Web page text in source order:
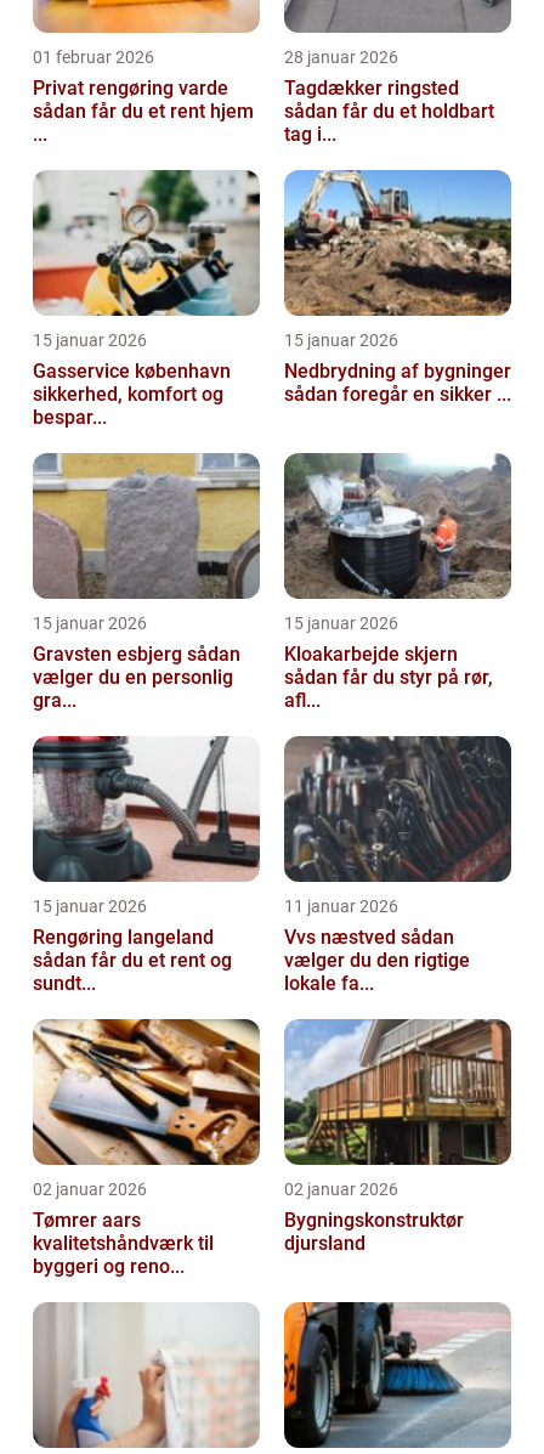
01 februar 2026
Privat rengøring varde
sådan får du et rent hjem
...
28 januar 2026
Tagdækker ringsted
sådan får du et holdbart
tag i...
15 januar 2026
Gasservice københavn
sikkerhed, komfort og
bespar...
15 januar 2026
Nedbrydning af bygninger
sådan foregår en sikker ...
15 januar 2026
Gravsten esbjerg sådan
vælger du en personlig
gra...
15 januar 2026
Kloakarbejde skjern
sådan får du styr på rør,
afl...
15 januar 2026
Rengøring langeland
sådan får du et rent og
sundt...
11 januar 2026
Vvs næstved sådan
vælger du den rigtige
lokale fa...
02 januar 2026
Tømrer aars
kvalitetshåndværk til
byggeri og reno...
02 januar 2026
Bygningskonstruktør
djursland